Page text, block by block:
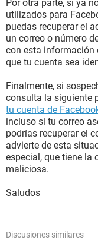
Por otra parte, si ya
utilizados para
puedas recuperar el
un correo o número
con esta información
que tu cuenta sea
Finalmente, si
consulta la siguiente
tu cuenta de
incluso si tu correo
podrías recuperar el
advierte de esta
especial, que tiene la
maliciosa.
Saludos
Discusiones similares